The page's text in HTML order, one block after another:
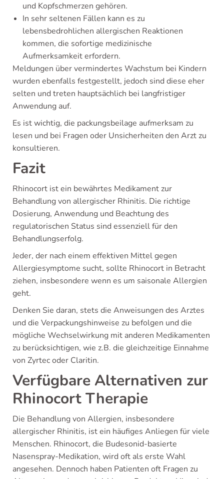
und Kopfschmerzen gehören.
In sehr seltenen Fällen kann es zu
lebensbedrohlichen allergischen Reaktionen
kommen, die sofortige medizinische
Aufmerksamkeit erfordern.
Meldungen über vermindertes Wachstum bei Kindern
wurden ebenfalls festgestellt, jedoch sind diese eher
selten und treten hauptsächlich bei langfristiger
Anwendung auf.
Es ist wichtig, die packungsbeilage aufmerksam zu
lesen und bei Fragen oder Unsicherheiten den Arzt zu
konsultieren.
Fazit
Rhinocort ist ein bewährtes Medikament zur
Behandlung von allergischer Rhinitis. Die richtige
Dosierung, Anwendung und Beachtung des
regulatorischen Status sind essenziell für den
Behandlungserfolg.
Jeder, der nach einem effektiven Mittel gegen
Allergiesymptome sucht, sollte Rhinocort in Betracht
ziehen, insbesondere wenn es um saisonale Allergien
geht.
Denken Sie daran, stets die Anweisungen des Arztes
und die Verpackungshinweise zu befolgen und die
mögliche Wechselwirkung mit anderen Medikamenten
zu berücksichtigen, wie z.B. die gleichzeitige Einnahme
von Zyrtec oder Claritin.
Verfügbare Alternativen zur
Rhinocort Therapie
Die Behandlung von Allergien, insbesondere
allergischer Rhinitis, ist ein häufiges Anliegen für viele
Menschen. Rhinocort, die Budesonid-basierte
Nasenspray-Medikation, wird oft als erste Wahl
angesehen. Dennoch haben Patienten oft Fragen zu